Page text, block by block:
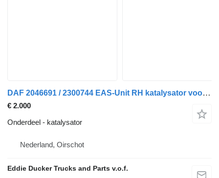
DAF 2046691 / 2300744 EAS-Unit RH katalysator voor vrachtwagen
€ 2.000
Onderdeel - katalysator
Nederland, Oirschot
Eddie Ducker Trucks and Parts v.o.f.